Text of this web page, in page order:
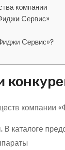
компании
Сервис»
Сервис»?
компании
В каталоге